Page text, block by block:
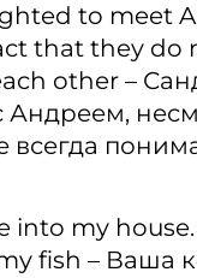
to meet
that they do
other –
Андреем,
всегда
into my
fish – Ваша